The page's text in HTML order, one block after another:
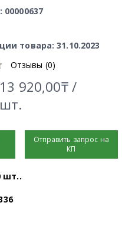
товара: 31.10.2023
Отзывы (0)
13 920,00₸ /
шт.
Отправить запрос на
КП
шт..